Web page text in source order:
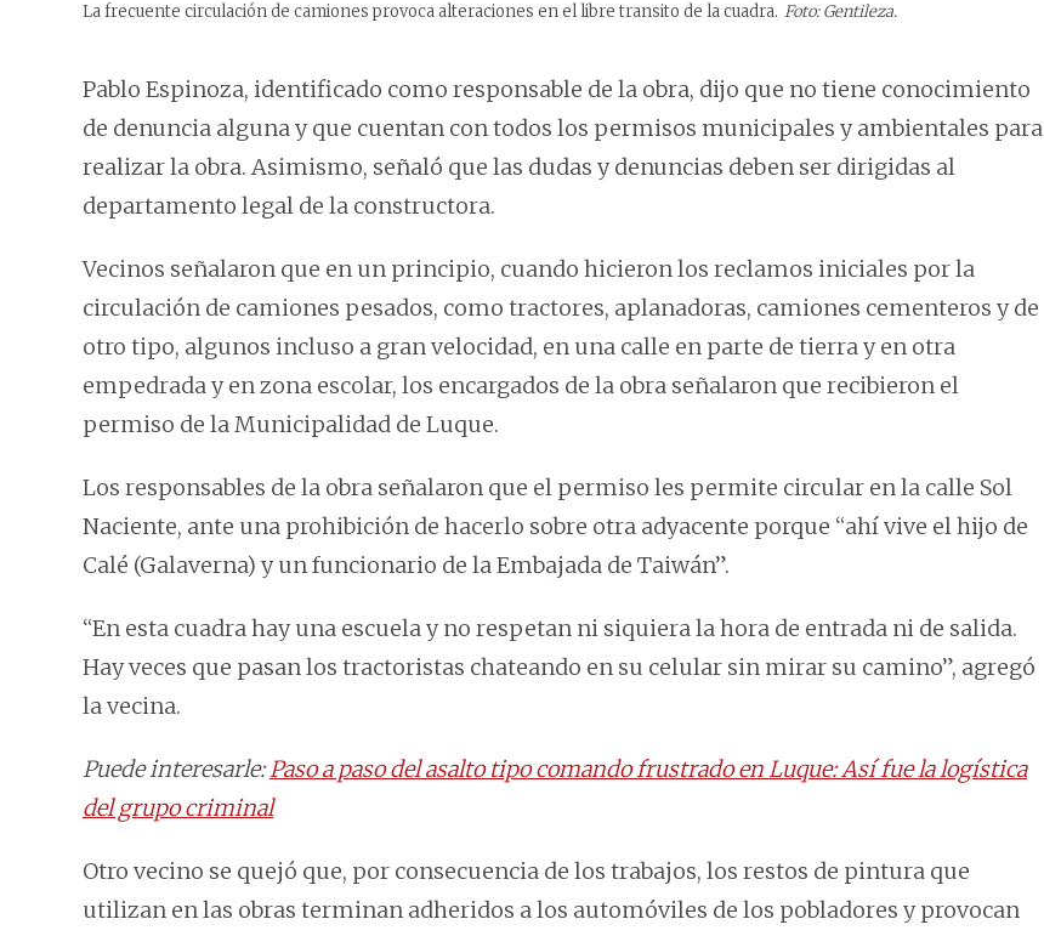
La frecuente circulación de camiones provoca alteraciones en el libre transito de la cuadra. Foto: Gentileza.
Pablo Espinoza, identificado como responsable de la obra, dijo que no tiene conocimiento
de denuncia alguna y que cuentan con todos los permisos municipales y ambientales para
realizar la obra. Asimismo, señaló que las dudas y denuncias deben ser dirigidas al
departamento legal de la constructora.
Vecinos señalaron que en un principio, cuando hicieron los reclamos iniciales por la
circulación de camiones pesados, como tractores, aplanadoras, camiones cementeros y de
otro tipo, algunos incluso a gran velocidad, en una calle en parte de tierra y en otra
empedrada y en zona escolar, los encargados de la obra señalaron que recibieron el
permiso de la Municipalidad de Luque.
Los responsables de la obra señalaron que el permiso les permite circular en la calle Sol
Naciente, ante una prohibición de hacerlo sobre otra adyacente porque “ahí vive el hijo de
Calé (Galaverna) y un funcionario de la Embajada de Taiwán”.
“En esta cuadra hay una escuela y no respetan ni siquiera la hora de entrada ni de salida.
Hay veces que pasan los tractoristas chateando en su celular sin mirar su camino”, agregó
la vecina.
Puede interesarle:Paso a paso del asalto tipo comando frustrado en Luque: Así fue la logística
del grupo criminal
Otro vecino se quejó que, por consecuencia de los trabajos, los restos de pintura que
utilizan en las obras terminan adheridos a los automóviles de los pobladores y provocan